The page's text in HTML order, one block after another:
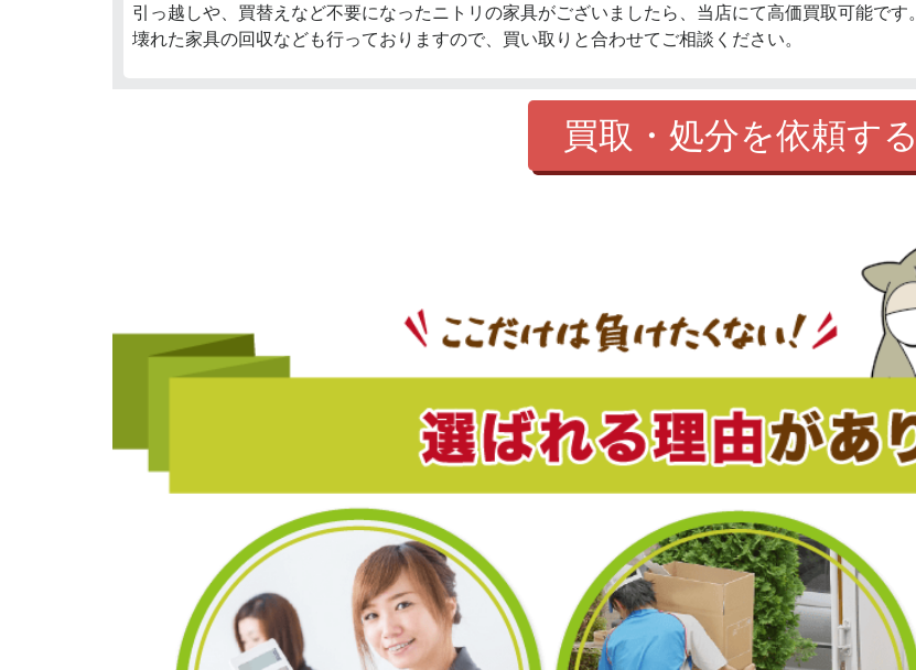
引っ越しや、買替えなど不要になったニトリの家具がございましたら、当店にて高価買取可能です。
壊れた家具の回収なども行っておりますので、買い取りと合わせてご相談ください。
買取・処分を依頼する